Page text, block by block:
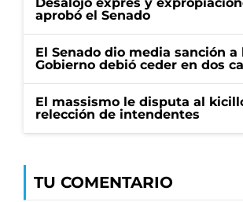
aprobó el Senado
El Senado dio media sanción
Gobierno debió ceder en dos
El massismo le disputa al
relección de intendentes
TU COMENTARIO